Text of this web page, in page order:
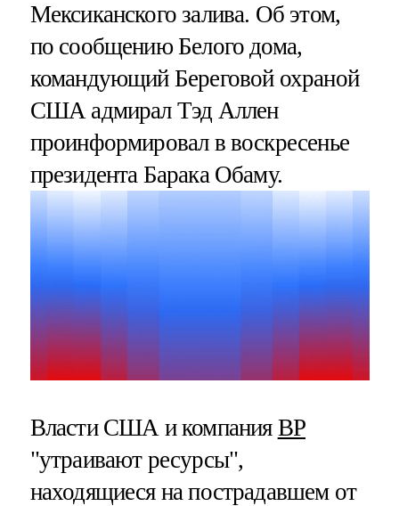
Мексиканского залива. Об этом,
по сообщению Белого дома,
командующий Береговой охраной
США адмирал Тэд Аллен
проинформировал в воскресенье
президента Барака Обаму.
Власти США и компания ВР
"утраивают ресурсы",
находящиеся на пострадавшем от